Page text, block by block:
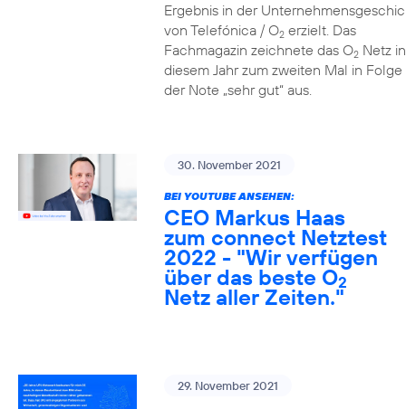
Ergebnis in der
von Telefónica / O2erzielt. Das
Fachmagazin zeichnete das O2Netz in
diesem Jahr zum zweiten Mal in Folge
der Note „sehr gut“ aus.
30. November 2021
BEI YOUTUBE ANSEHEN:
CEO Markus Haas
zum connect Netztest
2022 - "Wir verfügen
über das beste O2
Netz aller Zeiten."
29. November 2021